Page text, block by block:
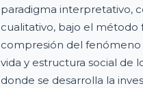
paradigma interpretativo,
cualitativo, bajo el
compresión del fenómeno
vida y estructura social de
donde se desarrolla la